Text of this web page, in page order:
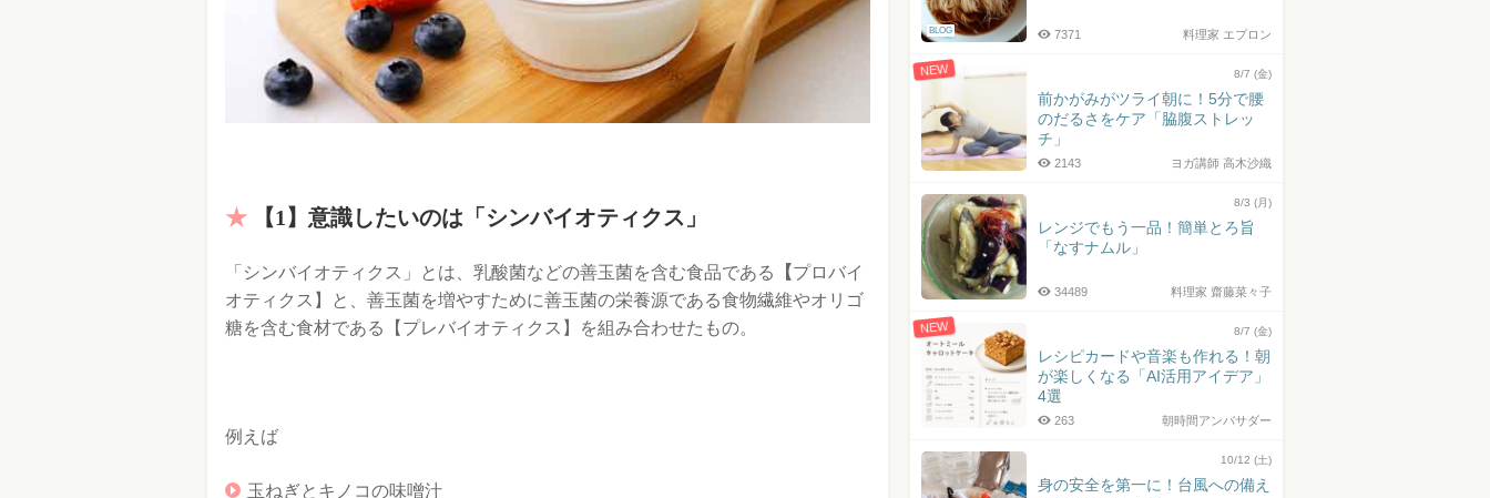
【1】意識したいのは「シンバイオティクス」
「シンバイオティクス」とは、乳酸菌などの善玉菌を含む食品である 【プロバイ
オティクス】と、善玉菌を増やすために善玉菌の栄養源である食物繊維やオリゴ
糖を含む食材である【プレバイオティクス】を組み合わせたもの。
例えば
玉ねぎとキノコの味噌汁
BLOG 料理家 エプロン
7371
NEW 8/7 (金)
前かがみがツライ朝に！5分で腰
のだるさをケア「脇腹ストレッ
チ」
ヨガ講師 高木沙織
2143
8/3 (月)
レンジでもう一品！簡単とろ旨
「なすナムル」
料理家 齋藤菜々子
34489
NEW 8/7 (金)
レシピカードや音楽も作れる！朝
が楽しくなる「AI活用アイデア」
4選
朝時間アンバサダー
263
10/12 (土)
身の安全を第一に！台風への備え